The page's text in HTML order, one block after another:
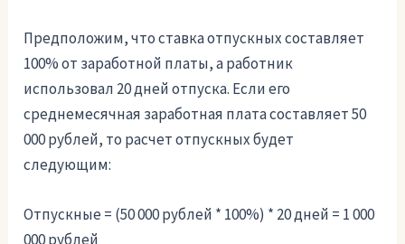
Предположим, что ставка отпускных составляет
100% от заработной платы, а работник
использовал 20 дней отпуска. Если его
среднемесячная заработная плата составляет 50
000 рублей, то расчет отпускных будет
следующим:
Отпускные = (50 000 рублей * 100%) * 20 дней = 1 000
000 рублей